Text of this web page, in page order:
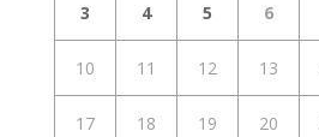
3 4 5 6
10 11 12 13
17 18 19 20